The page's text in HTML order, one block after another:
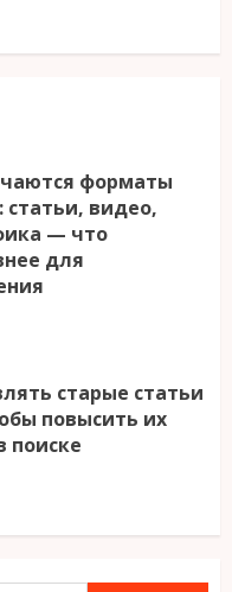
форматы
статьи, видео,
— что
для
старые статьи
повысить их
поиске